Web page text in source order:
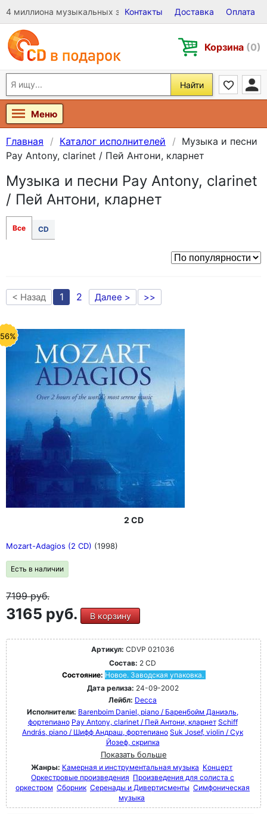
4 миллиона музыкальных записей на Виниле, CD и DVD
Контакты Доставка Оплата
Корзина (0)
Найти
Меню
Главная Каталог исполнителей
Музыка и песни
Pay Antony, clarinet / Пей Антони, кларнет
Музыка и песни Pay Antony, clarinet
/ Пей Антони, кларнет
Все CD
< Назад 1 2 Далее > >>
2 CD
Mozart-Adagios (2 CD) (1998)
Есть в наличии
7199руб.
3165 руб. В корзину
Артикул: CDVP 021036
Состав: 2 CD
Состояние: Новое. Заводская упаковка.
Дата релиза: 24-09-2002
Лейбл: Decca
Исполнители: Barenboim Daniel, piano / Баренбойм Даниэль,
фортепиано Pay Antony, clarinet / Пей Антони, кларнет Schiff
András, piano / Шифф Андраш, фортепиано Suk Josef, violin / Сук
Йозеф, скрипка
Показать больше
Жанры: Камерная и инструментальная музыка Концерт
Оркестровые произведения Произведения для солиста с
оркестром Сборник Серенады и Дивертисменты Симфоническая
музыка